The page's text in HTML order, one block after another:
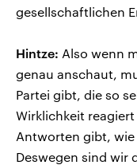
gesellschaftlichen
Hintze: Also wenn
genau anschaut,
Partei gibt, die so
Wirklichkeit
Antworten gibt, wie
Deswegen sind wir